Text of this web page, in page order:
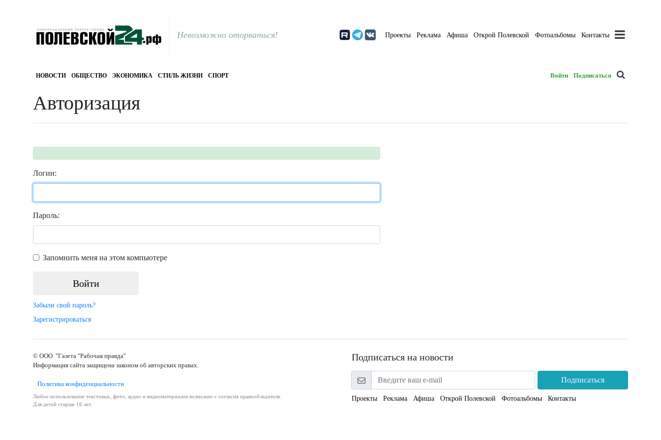
Невозможно оторваться! Проекты Реклама Афиша Открой Полевской Фотоальбомы Контакты
НОВОСТИ ОБЩЕСТВО ЭКОНОМИКА СТИЛЬ ЖИЗНИ СПОРТ Войти Подписаться
Авторизация
Логин:
Пароль:
Запомнить меня на этом компьютере
Забыли свой пароль?
Зарегистрироваться
© ООО "Газета "Рабочая правда"
Информация сайта защищена законом об авторских правах.
Политика конфиденциальности
Любое использование текстовых, фото, аудио и видеоматериалов возможно с согласия правообладателя.
Для детей старше 16 лет.
Подписаться на новости
Подписаться
Проекты Реклама Афиша Открой Полевской Фотоальбомы Контакты